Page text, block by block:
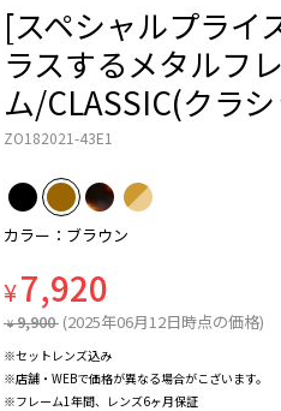
[スペシャルプライ
ラスするメタルフ
ム/CLASSIC(クラ
ZO182021-43E1
カラー：ブラウン
¥7,920
¥ 9,900 (2025年06月12日時点の価格)
※セットレンズ込み
※店舗・WEBで価格が異なる場合がこざいます。
※フレーム1年間、レンズ6ヶ月保証